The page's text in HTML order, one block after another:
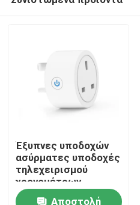
Προϊόντα
Περίπου εμείς
Έξυπνες υποδοχών
ασύρματες υποδοχές
τηλεχειρισμού
χρονομέτρων
οργάνων ελέγχου
Αποστολή